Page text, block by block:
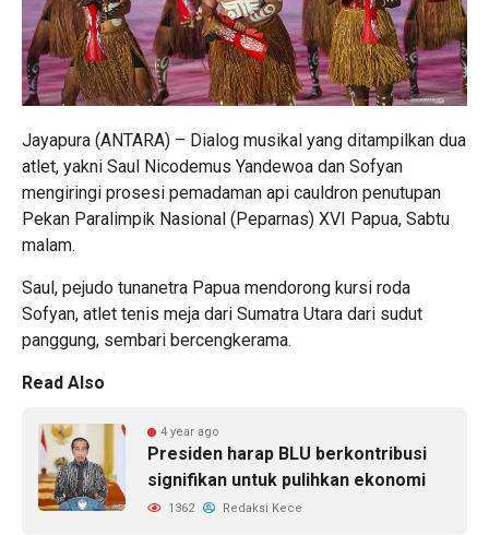
Jayapura (ANTARA) – Dialog musikal yang ditampilkan dua
atlet, yakni Saul Nicodemus Yandewoa dan Sofyan
mengiringi prosesi pemadaman api cauldron penutupan
Pekan Paralimpik Nasional (Peparnas) XVI Papua, Sabtu
malam.
Saul, pejudo tunanetra Papua mendorong kursi roda
Sofyan, atlet tenis meja dari Sumatra Utara dari sudut
panggung, sembari bercengkerama.
Read Also
4 year ago
Presiden harap BLU berkontribusi
signifikan untuk pulihkan ekonomi
1362 Redaksi Kece